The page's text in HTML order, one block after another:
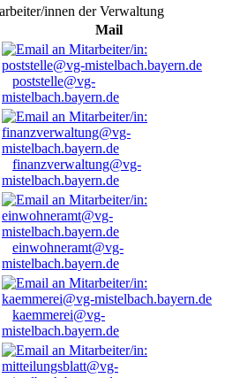
innen der Verwaltung
Mail
poststelle@vg-
mistelbach.bayern.de
finanzverwaltung@vg-
mistelbach.bayern.de
einwohneramt@vg-
mistelbach.bayern.de
kaemmerei@vg-
mistelbach.bayern.de